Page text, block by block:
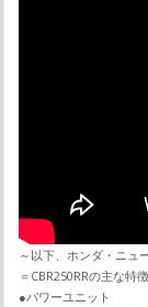
～以下、ホンダ・ニュ
＝CBR250RRの主な特
●パワーユニット